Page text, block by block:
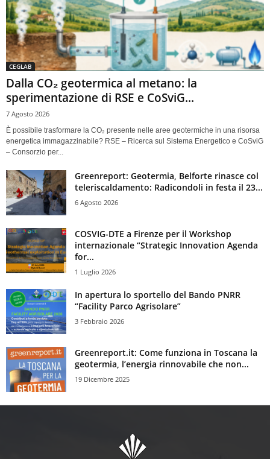
CEGLAB
Dalla CO₂ geotermica al metano: la
sperimentazione di RSE e CoSviG...
7 Agosto 2026
È possibile trasformare la CO₂ presente nelle aree geotermiche in una risorsa
energetica immagazzinabile? RSE – Ricerca sul Sistema Energetico e CoSviG
– Consorzio per...
Greenreport: Geotermia, Belforte rinasce col
teleriscaldamento: Radicondoli in festa il 23...
6 Agosto 2026
COSVIG-DTE a Firenze per il Workshop
internazionale “Strategic Innovation Agenda
for...
1 Luglio 2026
In apertura lo sportello del Bando PNRR
“Facility Parco Agrisolare”
3 Febbraio 2026
Greenreport.it: Come funziona in Toscana la
geotermia, l’energia rinnovabile che non...
19 Dicembre 2025